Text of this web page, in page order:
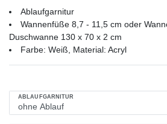
Ablaufgarnitur
Wannenfüße 8,7 - 11,5 cm oder
Duschwanne 130 x 70 x 2 cm
Farbe: Weiß, Material: Acryl
ABLAUFGARNITUR